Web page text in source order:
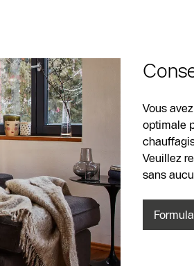
Vous
optimale
Veuillez
sans